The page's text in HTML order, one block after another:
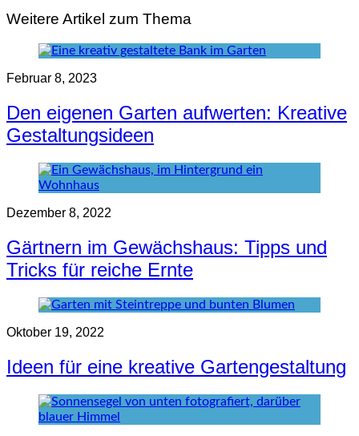
Weitere Artikel zum Thema
Februar 8, 2023
Den eigenen Garten aufwerten: Kreative
Gestaltungsideen
Dezember 8, 2022
Gärtnern im Gewächshaus: Tipps und
Tricks für reiche Ernte
Oktober 19, 2022
Ideen für eine kreative Gartengestaltung